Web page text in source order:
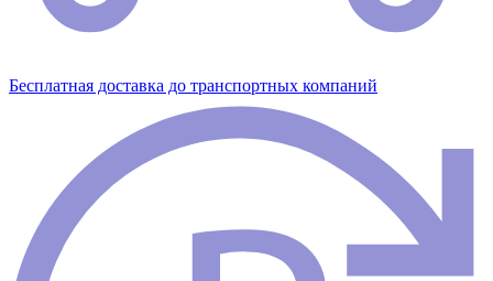
Бесплатная доставка до транспортных компаний